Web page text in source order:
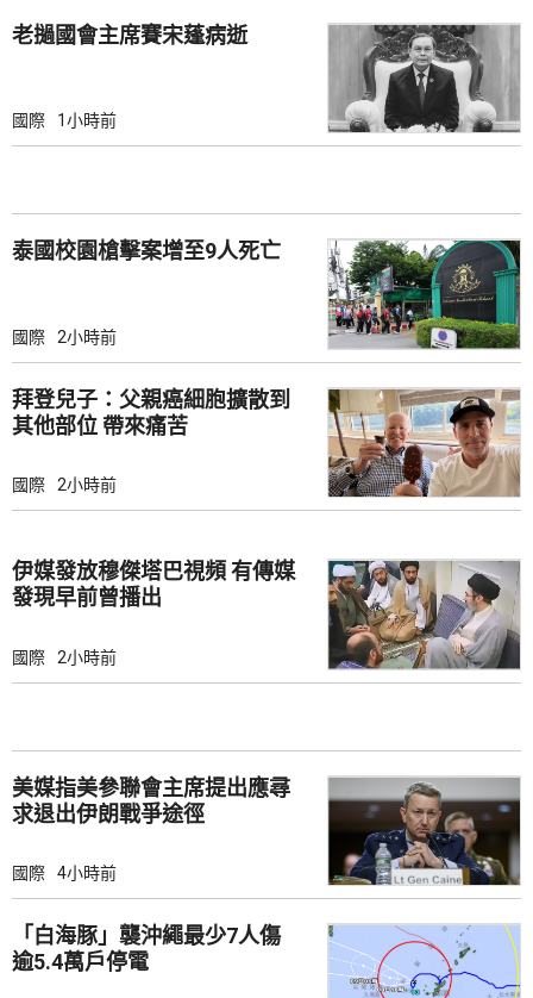
老撾國會主席賽宋蓬病逝
國際 1小時前
泰國校園槍擊案增至9人死亡
國際 2小時前
拜登兒子：父親癌細胞擴散到
其他部位 帶來痛苦
國際 2小時前
伊媒發放穆傑塔巴視頻 有傳媒
發現早前曾播出
國際 2小時前
美媒指美參聯會主席提出應尋
求退出伊朗戰爭途徑
國際 4小時前
「白海豚」襲沖繩最少7人傷
逾5.4萬戶停電